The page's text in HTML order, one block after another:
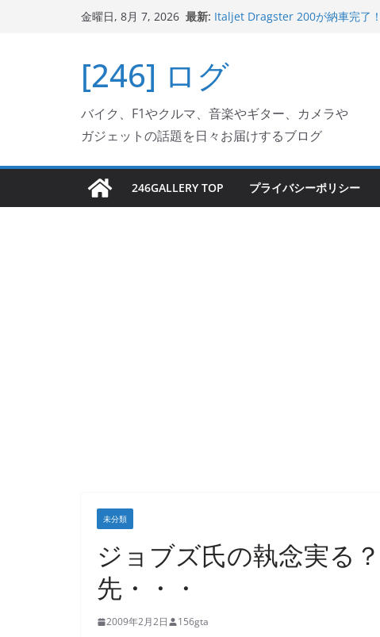
キ
プ
金曜日, 8月 7, 2026 最新: Italjet Dragster 200が納車完了
Ken Block 逝去
岩手県奥州市へのふるさと納税
Italjet Dragster 200のフロント
リングが楽しくなった
[246] ログ
バイク、F1やクルマ、音楽やギター、カメラや
ガジェットの話題を日々お届けするブログ
246GALLERY TOP プライバシーポリシー
未分類
ジョブズ氏の執念実る
先・・・
2009年2月2日 156gta